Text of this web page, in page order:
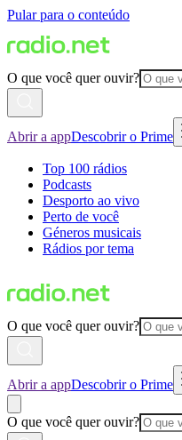
Pular para o conteúdo
O que você quer ouvir?
Abrir a appDescobrir o Prime
Top 100 rádios
Podcasts
Desporto ao vivo
Perto de você
Géneros musicais
Rádios por tema
O que você quer ouvir?
Abrir a appDescobrir o Prime
O que você quer ouvir?